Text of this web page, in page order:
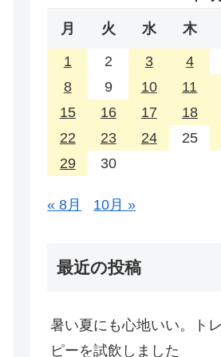
月 火 水 木
1 2 3 4
8
9 10 11
15
16 17 18
22
23 24 25
29
30
« 8月 10月 »
最近の投稿
暑い夏にも心地いい。ト
ピーを試飲しました